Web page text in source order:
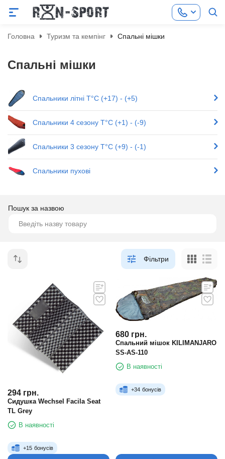
Головна Туризм та кемпінг Спальні мішки
Спальні мішки
Спальники літні T°C (+17) - (+5)
Спальники 4 сезону T°C (+1) - (-9)
Спальники 3 сезону T°C (+9) - (-1)
Спальники пухові
Пошук за назвою
Фільтри
294 грн.
Сидушка Wechsel Facila Seat
TL Grey
В наявності
+15 бонусів
680 грн.
Спальний мішок KILIMANJARO
SS-AS-110
В наявності
+34 бонусів